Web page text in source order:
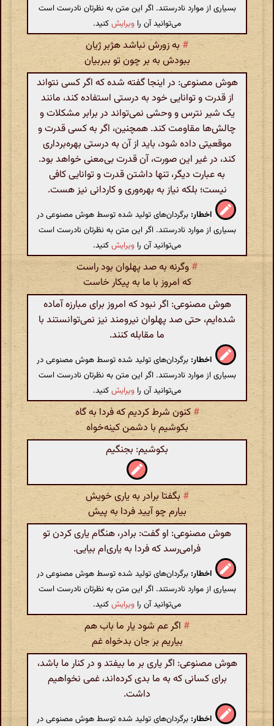
بسیاری از موارد نادرستند. اگر این متن به نظرتان نادرست است
می‌توانید آن را ویرایشکنید.
# به زورش نباشد هژبر ژیان
ببودش به بر چون تو ببر‌بیان
هوش مصنوعی: در اینجا گفته شده که اگر کسی نتواند
از قدرت و توانایی خود به درستی استفاده کند، مانند
یک شیر نترس و وحشی نمی‌تواند در برابر مشکلات و
چالش‌ها مقاومت کند. همچنین، اگر به کسی قدرت و
موقعیتی داده شود، باید از آن به درستی بهره‌برداری
کند، در غیر این صورت، آن قدرت بی‌معنی خواهد بود.
به عبارت دیگر، تنها داشتن قدرت و توانایی کافی
نیست؛ بلکه نیاز به بهره‌وری و کاردانی نیز هست.
اخطار: برگردان‌های تولید شده توسط هوش مصنوعی در
بسیاری از موارد نادرستند. اگر این متن به نظرتان نادرست است
می‌توانید آن را ویرایشکنید.
# وگرنه به صد پهلوان بود راست
که امروز با ما به پیکار خاست
هوش مصنوعی: اگر نبود که امروز برای مبارزه آماده
شده‌ایم، حتی صد پهلوان نیرومند نیز نمی‌توانستند با
ما مقابله کنند.
اخطار: برگردان‌های تولید شده توسط هوش مصنوعی در
بسیاری از موارد نادرستند. اگر این متن به نظرتان نادرست است
می‌توانید آن را ویرایشکنید.
#کنون شرط کردیم که فردا به گاه
بکوشیم با دشمن کینه‌خواه
بکوشیم‌: بجنگیم
# بگفتا برادر به یاری خویش
بیارم چو آیید فردا به پیش
هوش مصنوعی: او گفت: برادر، هنگام یاری کردن تو
فرامی‌رسد که فردا به یاری‌ام بیایی.
اخطار: برگردان‌های تولید شده توسط هوش مصنوعی در
بسیاری از موارد نادرستند. اگر این متن به نظرتان نادرست است
می‌توانید آن را ویرایشکنید.
# اگر عم شود یار ما باب هم
بیاریم بر جان بدخواه غم
هوش مصنوعی: اگر یاری بر ما بیفتد و در کنار ما باشد،
برای کسانی که به ما بدی کرده‌اند، غمی نخواهیم
داشت.
اخطار: برگردان‌های تولید شده توسط هوش مصنوعی در